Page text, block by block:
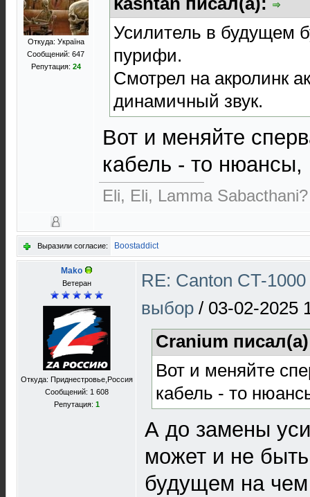
Откуда: Україна
Сообщений: 647
Репутация: 24
Усилитель в будущем
пурифи.
Смотрел на акролинк
динамичный звук.
Вот и меняйте
кабель - то
Eli, Eli, Lamma Sabacthani?
Выразили согласие: Boostaddict
Mako
Ветеран
Откуда: Приднестровье,Россия
Сообщений: 1 608
Репутация: 1
RE: Canton CT-
выбор / 03-02-2025
Cranium
Вот и меняйте
кабель - то
А до замены
может и не
будущем на